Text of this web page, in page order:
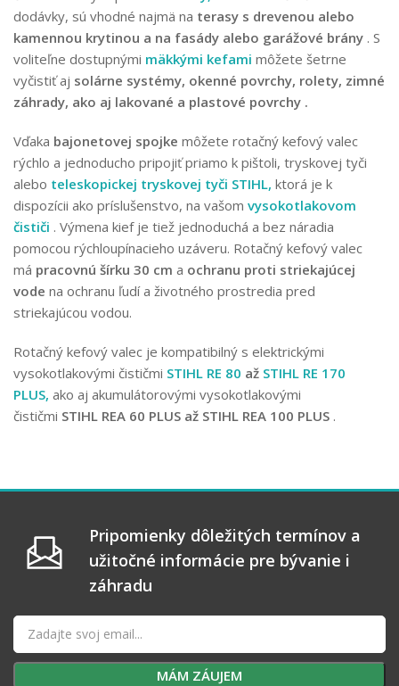
dodávky, sú vhodné najmä na terasy s drevenou alebo
kamennou krytinou a na fasády alebo garážové brány . S
voliteľne dostupnými mäkkými kefami môžete šetrne
vyčistiť aj solárne systémy, okenné povrchy, rolety, zimné
záhrady, ako aj lakované a plastové povrchy .
Vďaka bajonetovej spojke môžete rotačný kefový valec
rýchlo a jednoducho pripojiť priamo k pištoli, tryskovej tyči
alebo teleskopickej tryskovej tyči STIHL, ktorá je k
dispozícii ako príslušenstvo, na vašom vysokotlakovom
čističi . Výmena kief je tiež jednoduchá a bez náradia
pomocou rýchloupínacieho uzáveru. Rotačný kefový valec
má pracovnú šírku 30 cm a ochranu proti striekajúcej
vode na ochranu ľudí a životného prostredia pred
striekajúcou vodou.
Rotačný kefový valec je kompatibilný s elektrickými
vysokotlakovými čističmi STIHL RE 80 až STIHL RE 170
PLUS, ako aj akumulátorovými vysokotlakovými
čističmi STIHL REA 60 PLUS až STIHL REA 100 PLUS .
Pripomienky dôležitých termínov a
užitočné informácie pre bývanie i
záhradu